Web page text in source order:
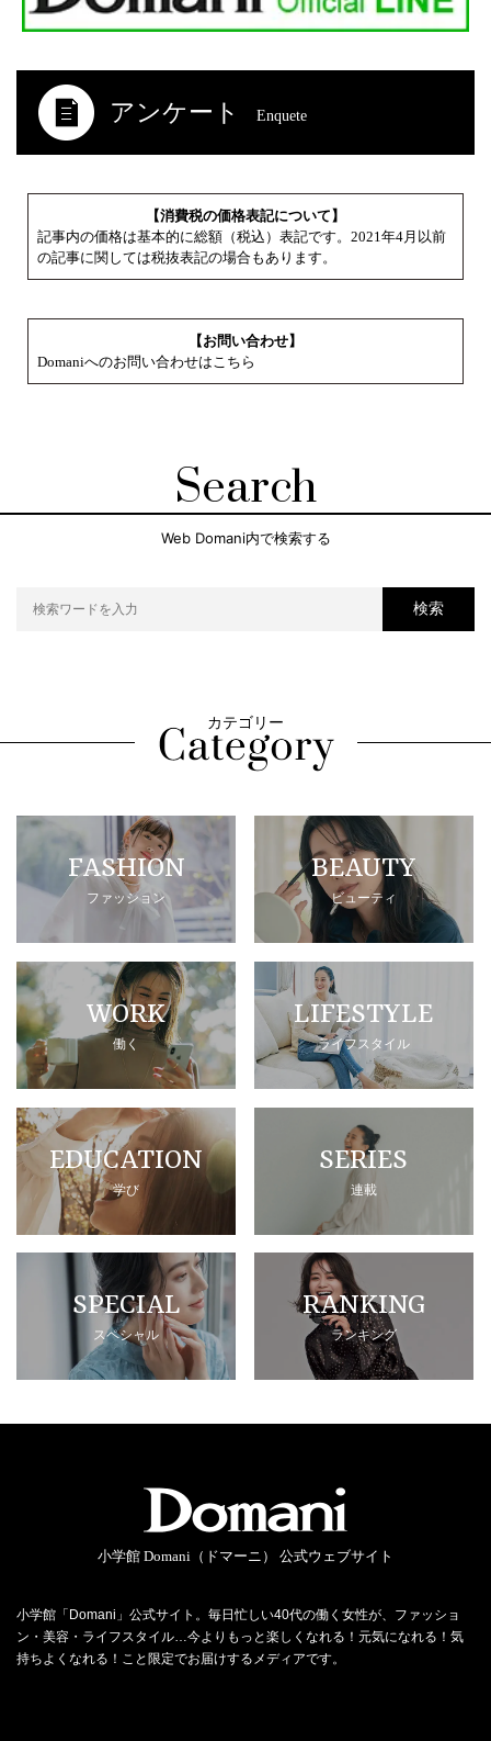
アンケート Enquete
【消費税の価格表記について】
記事内の価格は基本的に総額（税込）表記です。2021年4月以前
の記事に関しては税抜表記の場合もあります。
【お問い合わせ】
Domaniへのお問い合わせはこちら
Search
Web Domani内で検索する
検索
カテゴリー
FASHION
ファッション
BEAUTY
ビューティ
WORK
働く
LIFESTYLE
ライフスタイル
EDUCATION
学び
SERIES
連載
SPECIAL
スペシャル
RANKING
ランキング
小学館 Domani（ドマーニ） 公式ウェブサイト
小学館「Domani」公式サイト。毎日忙しい40代の働く女性が、ファッショ
ン・美容・ライフスタイル…今よりもっと楽しくなれる！元気になれる！気
持ちよくなれる！こと限定でお届けするメディアです。